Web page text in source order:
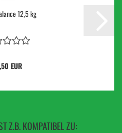
12,5 kg
EUR
Z.B. KOMPATIBEL ZU: